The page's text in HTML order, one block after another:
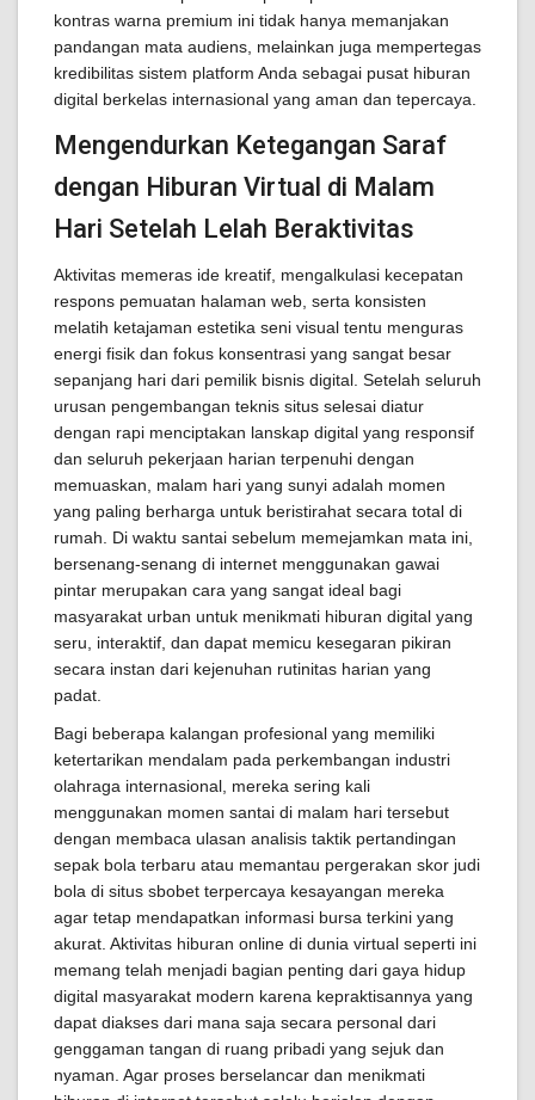
kontras warna premium ini tidak hanya memanjakan
pandangan mata audiens, melainkan juga mempertegas
kredibilitas sistem platform Anda sebagai pusat hiburan
digital berkelas internasional yang aman dan tepercaya.
Mengendurkan Ketegangan Saraf
dengan Hiburan Virtual di Malam
Hari Setelah Lelah Beraktivitas
Aktivitas memeras ide kreatif, mengalkulasi kecepatan
respons pemuatan halaman web, serta konsisten
melatih ketajaman estetika seni visual tentu menguras
energi fisik dan fokus konsentrasi yang sangat besar
sepanjang hari dari pemilik bisnis digital. Setelah seluruh
urusan pengembangan teknis situs selesai diatur
dengan rapi menciptakan lanskap digital yang responsif
dan seluruh pekerjaan harian terpenuhi dengan
memuaskan, malam hari yang sunyi adalah momen
yang paling berharga untuk beristirahat secara total di
rumah. Di waktu santai sebelum memejamkan mata ini,
bersenang-senang di internet menggunakan gawai
pintar merupakan cara yang sangat ideal bagi
masyarakat urban untuk menikmati hiburan digital yang
seru, interaktif, dan dapat memicu kesegaran pikiran
secara instan dari kejenuhan rutinitas harian yang
padat.
Bagi beberapa kalangan profesional yang memiliki
ketertarikan mendalam pada perkembangan industri
olahraga internasional, mereka sering kali
menggunakan momen santai di malam hari tersebut
dengan membaca ulasan analisis taktik pertandingan
sepak bola terbaru atau memantau pergerakan skor judi
bola di situs sbobet terpercaya kesayangan mereka
agar tetap mendapatkan informasi bursa terkini yang
akurat. Aktivitas hiburan online di dunia virtual seperti ini
memang telah menjadi bagian penting dari gaya hidup
digital masyarakat modern karena kepraktisannya yang
dapat diakses dari mana saja secara personal dari
genggaman tangan di ruang pribadi yang sejuk dan
nyaman. Agar proses berselancar dan menikmati